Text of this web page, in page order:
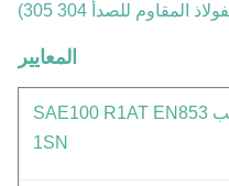
المقاوم للصدأ 304 305)
المعايير
الحاجز للأنابيب SAE100 R1AT EN853
1SN